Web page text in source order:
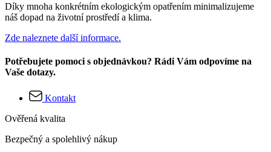
Díky mnoha konkrétním ekologickým opatřením minimalizujeme
náš dopad na životní prostředí a klima.
Zde naleznete další informace.
Potřebujete pomoci s objednávkou? Rádi Vám odpovíme na
Vaše dotazy.
Kontakt
Ověřená kvalita
Bezpečný a spolehlivý nákup